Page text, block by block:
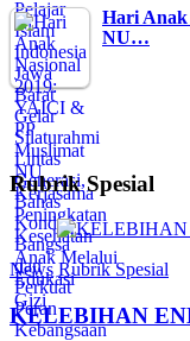
Hari Anak
NU…
Rubrik Spesial
News Rubrik Spesial
KELEBIHAN